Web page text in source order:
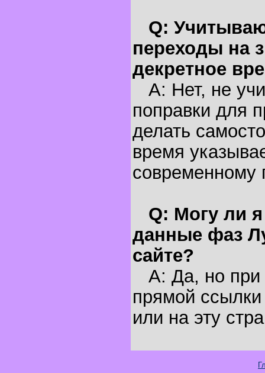
Q:
переходы на
декретное
A: Нет, не
поправки для
делать
время
современному
Q: Могу ли
данные фаз
сайте?
A: Да, но при
прямой
или на эту